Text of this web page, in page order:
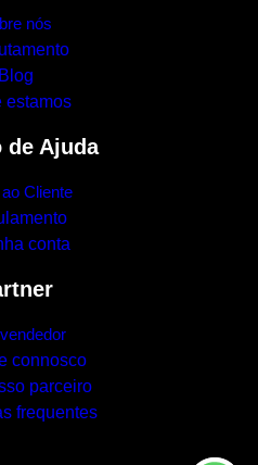
nós
Blog
estamos
de Ajuda
Cliente
conta
connosco
parceiro
frequentes